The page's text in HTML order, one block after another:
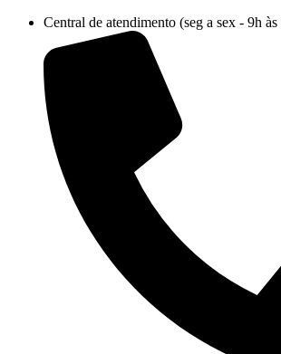
conteúdo
Central de atendimento (seg a sex - 9h